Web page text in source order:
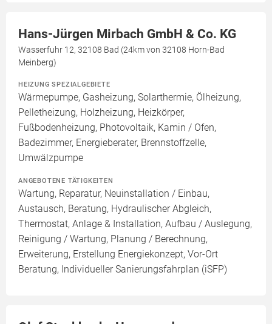
Hans-Jürgen Mirbach GmbH & Co. KG
Wasserfuhr 12, 32108 Bad (24km von 32108 Horn-Bad
Meinberg)
HEIZUNG SPEZIALGEBIETE
Wärmepumpe, Gasheizung, Solarthermie, Ölheizung,
Pelletheizung, Holzheizung, Heizkörper,
Fußbodenheizung, Photovoltaik, Kamin / Ofen,
Badezimmer, Energieberater, Brennstoffzelle,
Umwälzpumpe
ANGEBOTENE TÄTIGKEITEN
Wartung, Reparatur, Neuinstallation / Einbau,
Austausch, Beratung, Hydraulischer Abgleich,
Thermostat, Anlage & Installation, Aufbau / Auslegung,
Reinigung / Wartung, Planung / Berechnung,
Erweiterung, Erstellung Energiekonzept, Vor-Ort
Beratung, Individueller Sanierungsfahrplan (iSFP)